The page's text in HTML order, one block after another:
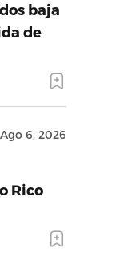
baja
de
Ago 6, 2026
Rico